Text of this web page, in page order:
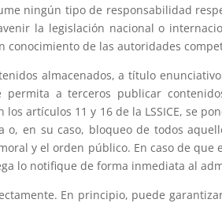
ningún tipo de responsabilidad
la legislación nacional o
de las autoridades
almacenados, a título
a terceros publicar
artículos 11 y 16 de la LSSICE, se
en su caso, bloqueo de todos
y el orden público. En caso de
lo notifique de forma inmediata al
En principio, puede